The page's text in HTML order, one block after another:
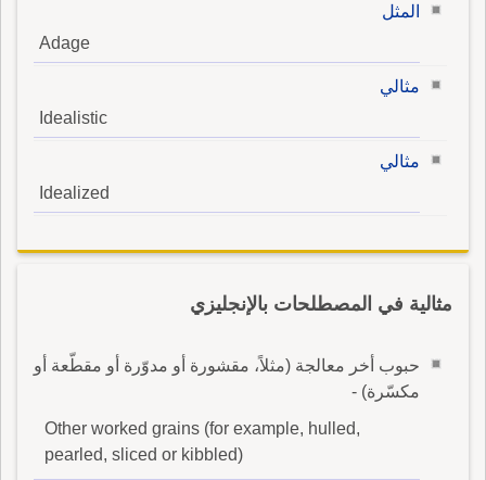
المثل
Adage
مثالي
Idealistic
مثالي
Idealized
مثالية في المصطلحات بالإنجليزي
حبوب أخر معالجة (مثلاً، مقشورة أو مدوّرة أو مقطّعة أو
مكسّرة) -
Other worked grains (for example, hulled,
pearled, sliced or kibbled)